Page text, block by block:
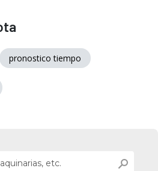
pronostico tiempo